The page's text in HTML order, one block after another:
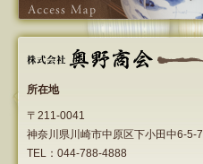
所在地
〒211-0041
神奈川県川崎市中原区下小田中6-5-7
TEL：044-788-4888